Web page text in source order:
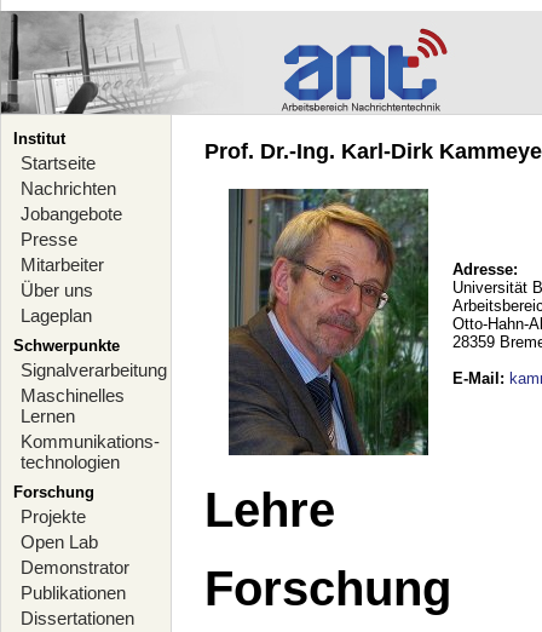
Institut
Startseite
Nachrichten
Jobangebote
Presse
Mitarbeiter
Über uns
Lageplan
Schwerpunkte
Signalverarbeitung
Maschinelles
Lernen
Kommunikations-
technologien
Forschung
Projekte
Open Lab
Demonstrator
Publikationen
Dissertationen
Prof. Dr.-Ing. Karl-Dirk
Adresse:
Universität
Otto-Hahn-
28359
E-Mail :
Lehre
Forschung